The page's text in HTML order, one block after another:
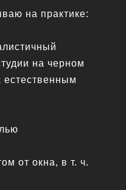
на практике:
на черном
от окна, в т. ч.
задание
бессрочно